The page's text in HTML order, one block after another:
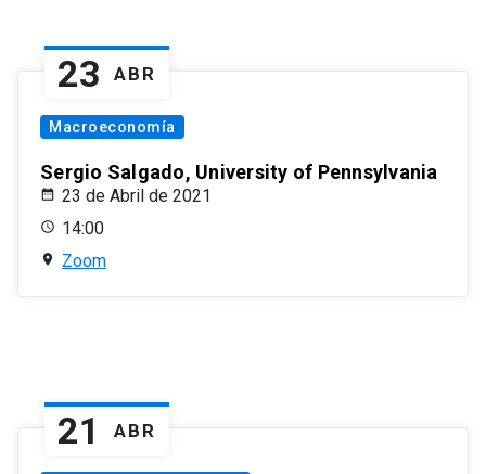
23 ABR
Macroeconomía
Sergio Salgado, University of Pennsylvania
23 de Abril de 2021
14:00
Zoom
21 ABR